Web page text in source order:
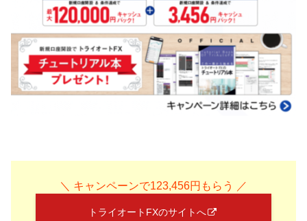
＼ キャンペーンで123,456円もらう ／
トライオートFXのサイトへ